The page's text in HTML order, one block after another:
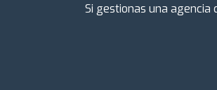
Si gestionas una